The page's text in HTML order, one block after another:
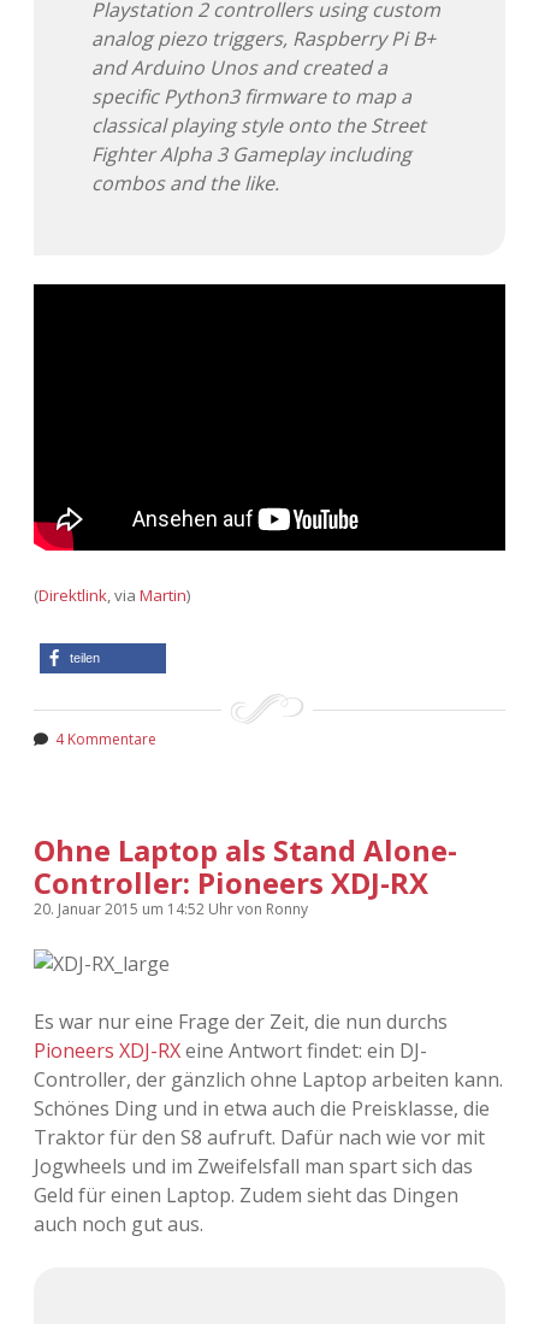
Playstation 2 controllers using custom
analog piezo triggers, Raspberry Pi B+
and Arduino Unos and created a
specific Python3 firmware to map a
classical playing style onto the Street
Fighter Alpha 3 Gameplay including
combos and the like.
(Direktlink , via Martin)
teilen
4 Kommentare
Ohne Laptop als Stand Alone-
Controller: Pioneers XDJ-RX
20. Januar 2015 um 14:52 Uhrvon Ronny
Es war nur eine Frage der Zeit, die nun durchs
Pioneers XDJ-RXeine Antwort findet: ein DJ-
Controller, der gänzlich ohne Laptop arbeiten kann.
Schönes Ding und in etwa auch die Preisklasse, die
Traktor für den S8 aufruft. Dafür nach wie vor mit
Jogwheels und im Zweifelsfall man spart sich das
Geld für einen Laptop. Zudem sieht das Dingen
auch noch gut aus.